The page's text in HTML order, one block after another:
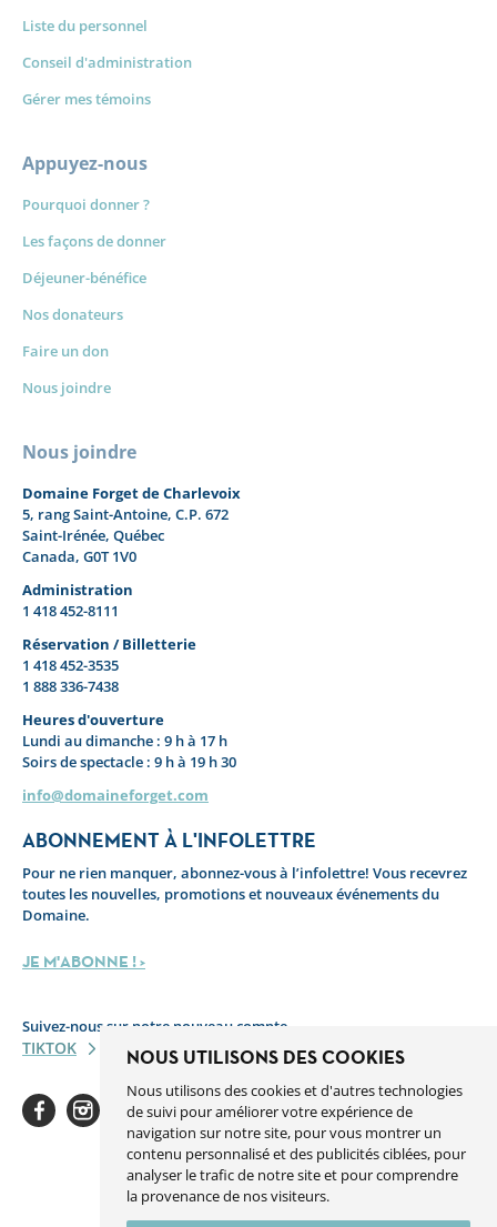
NOUS UTILISONS DES COOKIES
Nous utilisons des cookies et d'autres technologies
de suivi pour améliorer votre expérience de
navigation sur notre site, pour vous montrer un
contenu personnalisé et des publicités ciblées, pour
analyser le trafic de notre site et pour comprendre
la provenance de nos visiteurs.
Nous joindre
Domaine Forget de Charlevoix
5, rang Saint-Antoine, C.P. 672
Saint-Irénée, Québec
Canada, G0T 1V0
Administration
1 418 452-8111
Réservation / Billetterie
1 418 452-3535
1 888 336-7438
Heures d'ouverture
Lundi au dimanche : 9 h à 17 h
Soirs de spectacle : 9 h à 19 h 30
info@domaineforget.com
ABONNEMENT À L'INFOLETTRE
Pour ne rien manquer, abonnez-vous à l’infolettre! Vous recevrez
toutes les nouvelles, promotions et nouveaux événements du
Domaine.
JE M'ABONNE ! >
Suivez-nous sur notre nouveau compte
TIKTOK
InstagramYoutubeLinkedinSpotify
Liste du personnel
Conseil d'administration
Gérer mes témoins
Appuyez-nous
Pourquoi donner ?
Les façons de donner
Déjeuner-bénéfice
Nos donateurs
Faire un don
Nous joindre